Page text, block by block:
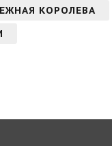
КОРОЛЕВА